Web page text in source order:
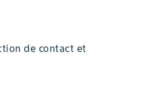
de contact et